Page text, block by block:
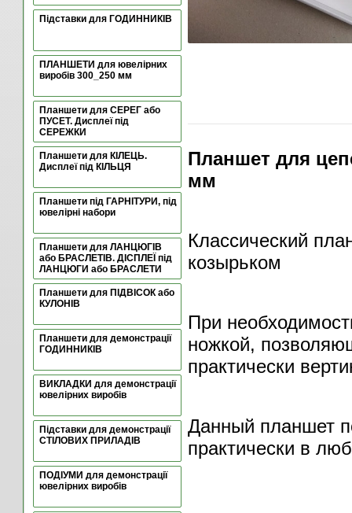
Підставки для ГОДИННИКІВ
ПЛАНШЕТИ для ювелірних
виробів 300_250 мм
Планшети для СЕРЕГ або
ПУСЕТ. Дисплеї під
СЕРЕЖКИ
Планшети для КІЛЕЦЬ.
Дисплеї під КІЛЬЦЯ
Планшети під ГАРНІТУРИ, під
ювелірні набори
Планшети для ЛАНЦЮГІВ
або БРАСЛЕТІВ. ДІСПЛЕЇ під
ЛАНЦЮГИ або БРАСЛЕТИ
Планшети для ПІДВІСОК або
КУЛОНІВ
Планшети для демонстрації
ГОДИННИКІВ
ВИКЛАДКИ для демонстрації
ювелірних виробів
Підставки для демонстрації
СТІЛОВИХ ПРИЛАДІВ
ПОДІУМИ для демонстрації
ювелірних виробів
Планшет для
мм
Классический
козырьком
При
ножкой,
практически
Данный планшет
практически в